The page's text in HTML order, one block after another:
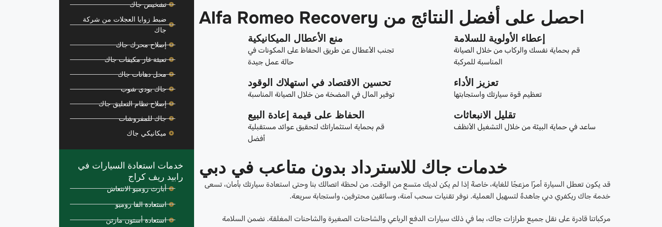
احصل على أفضل النتائج من Alfa Romeo Recovery
إعطاء الأولوية للسلامة
قم بحماية نفسك والركاب من خلال الصيانة
المناسبة للمركبة
منع الأعطال الميكانيكية
تجنب الأعطال عن طريق الحفاظ على المكونات في
حالة عمل جيدة
تعزيز الأداء
تعظيم قوة سيارتك واستجابتها
تحسين الاقتصاد في استهلاك الوقود
توفير المال في المضخة من خلال الصيانة المناسبة
تقليل الانبعاثات
ساعد في حماية البيئة من خلال التشغيل الأنظف
الحفاظ على قيمة إعادة البيع
قم بحماية استثماراتك لتحقيق عوائد مستقبلية
أفضل
خدمات جاك للاسترداد بدون متاعب في دبي
قد يكون تعطل السيارة أمرًا مزعجًا للغاية، خاصةً إذا لم يكن لديك متسع من الوقت. من لحظة اتصالك بنا وحتى استعادة سيارتك بأمان، تسعى
خدمة جاك ريكفري دبي جاهدةً لتسهيل العملية. نوفر تقنيات سحب آمنة، وسائقين محترفين، واستجابة سريعة.
مركباتنا قادرة على نقل جميع طرازات جاك، بما في ذلك سيارات الدفع الرباعي والشاحنات الصغيرة والشاحنات المغلقة. نضمن السلامة
تشخيص جاك
ضبط زوايا العجلات من شركة
جاك
إصلاح محرك جاك
تعبئة غاز مكيفات جاك
محل دهانات جاك
جاك بودي شوب
إصلاح نظام التعليق جاك
جاك للمفروشات
ميكانيكي جاك
خدمات استعادة السيارات في
رابيد ريف كراج
أبارث روميو الانتعاش
استعادة الفا روميو
استعادة أستون مارتن